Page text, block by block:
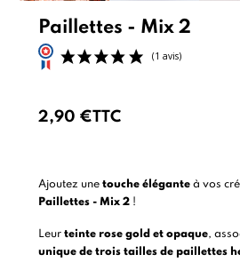
Paillettes - Mix 2
2,90 €TTC
Ajoutez une touche élégante à vos
Paillettes - Mix 2!
Leur teinte rose gold et opaque,
unique de trois tailles de paillettes